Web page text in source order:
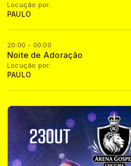
Locução por:
PAULO
20:00 - 00:00
Noite de Adoração
Locução por:
PAULO